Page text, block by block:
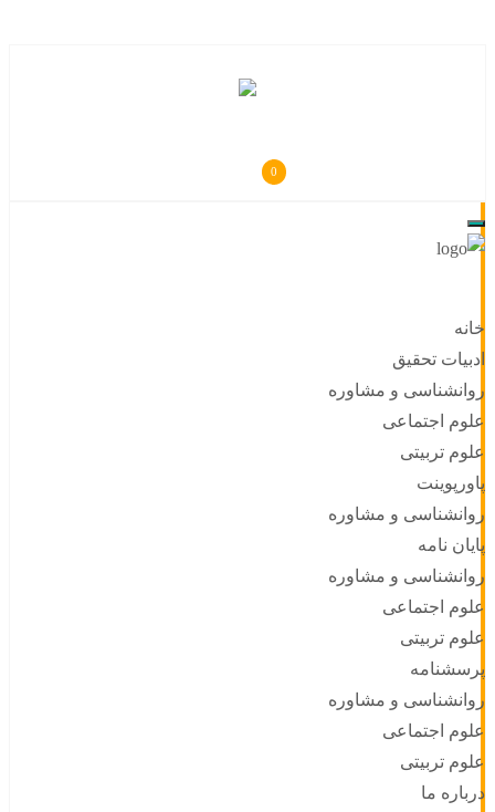
0
خانه
ادبیات تحقیق
روانشناسی و مشاوره
علوم اجتماعی
علوم تربیتی
پاورپوینت
روانشناسی و مشاوره
پایان نامه
روانشناسی و مشاوره
علوم اجتماعی
علوم تربیتی
پرسشنامه
روانشناسی و مشاوره
علوم اجتماعی
علوم تربیتی
درباره ما